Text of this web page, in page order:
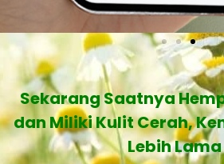
Sekarang Saatnya
dan Miliki Kulit Cerah,
Lebih